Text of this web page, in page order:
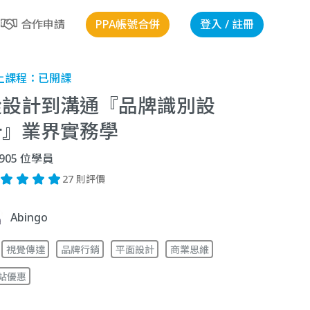
合作申請 PPA帳號合併 登入 / 註冊
課程： 已開課
計到溝通『品牌識別設
業界實務學
位學員
27 則評價
Abingo
視覺傳達 品牌行銷 平面設計 商業思維
優惠